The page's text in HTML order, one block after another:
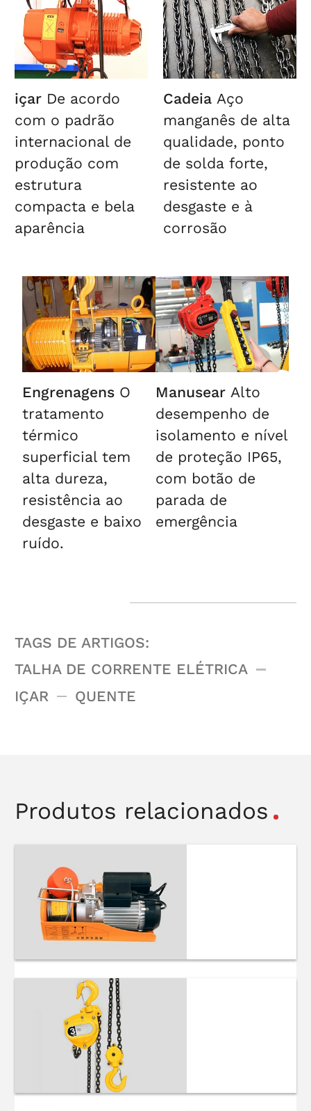
içar De acordo
com o padrão
internacional de
produção com
estrutura
compacta e bela
aparência
Cadeia Aço
manganês de alta
qualidade, ponto
de solda forte,
resistente ao
desgaste e à
corrosão
Engrenagens O
tratamento
térmico
superficial tem
alta dureza,
resistência ao
desgaste e baixo
ruído.
Manusear Alto
desempenho de
isolamento e nível
de proteção IP65,
com botão de
parada de
emergência
TAGS DE ARTIGOS:
TALHA DE CORRENTE ELÉTRICA
IÇAR
QUENTE
Produtos relacionados